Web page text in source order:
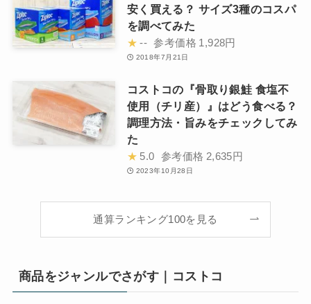
安く買える？ サイズ3種のコスパ
を調べてみた
★ -- 参考価格 1,928円
2018年7月21日
コストコの『骨取り銀鮭 食塩不
使用（チリ産）』はどう食べる？
調理方法・旨みをチェックしてみ
た
★ 5.0 参考価格 2,635円
2023年10月28日
通算ランキング100を見る
商品をジャンルでさがす｜コストコ